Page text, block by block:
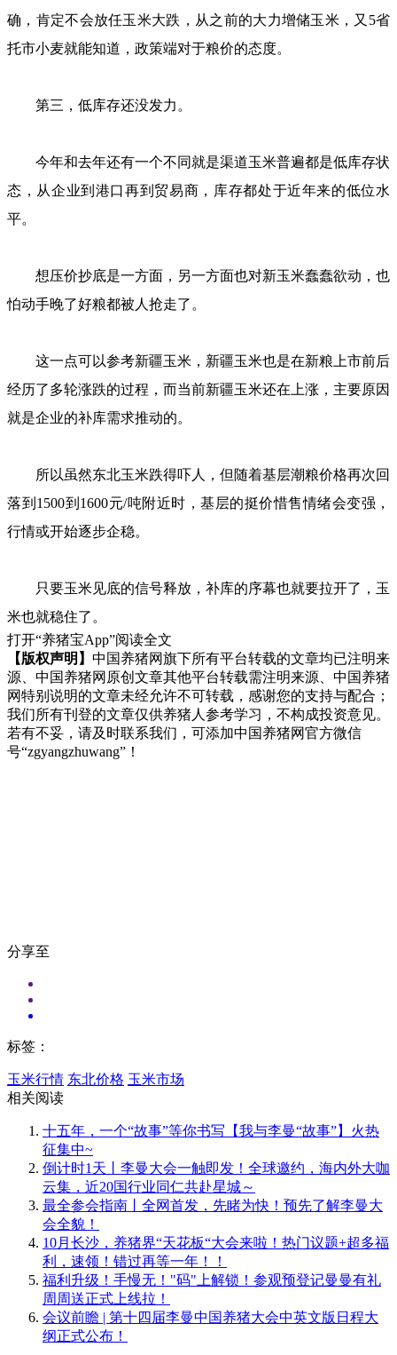
确，肯定不会放任玉米大跌，从之前的大力增储玉米，又5省
托市小麦就能知道，政策端对于粮价的态度。
第三，低库存还没发力。
今年和去年还有一个不同就是渠道玉米普遍都是低库存状
态，从企业到港口再到贸易商，库存都处于近年来的低位水
平。
想压价抄底是一方面，另一方面也对新玉米蠢蠢欲动，也
怕动手晚了好粮都被人抢走了。
这一点可以参考新疆玉米，新疆玉米也是在新粮上市前后
经历了多轮涨跌的过程，而当前新疆玉米还在上涨，主要原因
就是企业的补库需求推动的。
所以虽然东北玉米跌得吓人，但随着基层潮粮价格再次回
落到1500到1600元/吨附近时，基层的挺价惜售情绪会变强，
行情或开始逐步企稳。
只要玉米见底的信号释放，补库的序幕也就要拉开了，玉
米也就稳住了。
打开“养猪宝App”阅读全文
【版权声明】 中国养猪网旗下所有平台转载的文章均已注明来
源、中国养猪网原创文章其他平台转载需注明来源、中国养猪
网特别说明的文章未经允许不可转载，感谢您的支持与配合；
我们所有刊登的文章仅供养猪人参考学习，不构成投资意见。
若有不妥，请及时联系我们，可添加中国养猪网官方微信
号“zgyangzhuwang”！
分享至
标签：
玉米行情 东北价格 玉米市场
相关阅读
十五年，一个“故事”等你书写【我与李曼“故事”】火热
征集中~
倒计时1天丨李曼大会一触即发！全球邀约，海内外大咖
云集，近20国行业同仁共赴星城～
最全参会指南丨全网首发，先睹为快！预先了解李曼大
会全貌！
10月长沙，养猪界“天花板“大会来啦！热门议题+超多福
利，速领！错过再等一年！！
福利升级！手慢无！"码"上解锁！参观预登记曼曼有礼
周周送正式上线拉！
会议前瞻 | 第十四届李曼中国养猪大会中英文版日程大
纲正式公布！